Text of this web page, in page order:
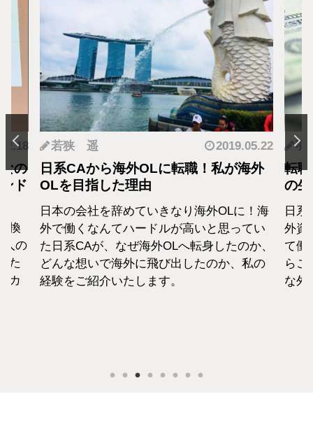
外
い
か、
の
羽蘭 2018.01.04
転職・社会人経験ありの外資系CA！そ
の生活設計はどうなってる？
日系エアラインと違い新卒での募集がない
外資系のエアラインは、すでに社会人とし
て働いた経験をもつCAがほぼすべて。だか
らこそ、それぞれの考えも違います。そん
な外資系CAのお金事情をお話します。
神
転
者
終
から
紹介